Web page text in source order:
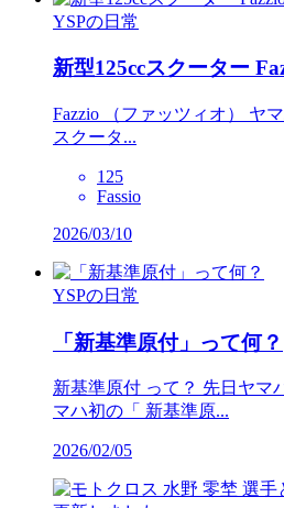
YSPの日常
新型125ccスクーター
Fazzio （ファッツィオ） ヤ
スクータ...
125
Fassio
2026/03/10
YSPの日常
「新基準原付」って何？
新基準原付 って？ 先日ヤマ
マハ初の「 新基準原...
2026/02/05